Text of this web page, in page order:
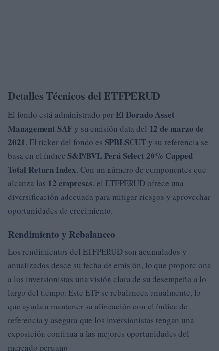
Detalles Técnicos del ETFPERUD
El fondo está administrado por El Dorado Asset
Management SAF y su emisión data del 12 de marzo de
2021. El ticker del fondo es SPBLSCUT y su referencia se
basa en el índice S&P/BVL Perú Select 20% Capped
Total Return Index. Con un número de componentes que
alcanza las 12 empresas, el ETFPERUD ofrece una
diversificación adecuada para mitigar riesgos y aprovechar
oportunidades de crecimiento.
Rendimiento y Rebalanceo
Los rendimientos del ETFPERUD son acumulados y
anualizados desde su fecha de emisión, lo que proporciona
a los inversionistas una visión clara de su desempeño a lo
largo del tiempo. Este ETF se rebalancea anualmente, lo
que ayuda a mantener su alineación con el índice de
referencia y asegura que los inversionistas tengan una
exposición continua a las mejores oportunidades del
mercado peruano.